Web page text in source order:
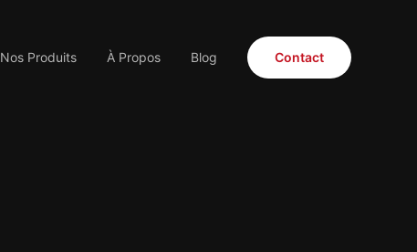
Nos Produits À Propos Blog Contact